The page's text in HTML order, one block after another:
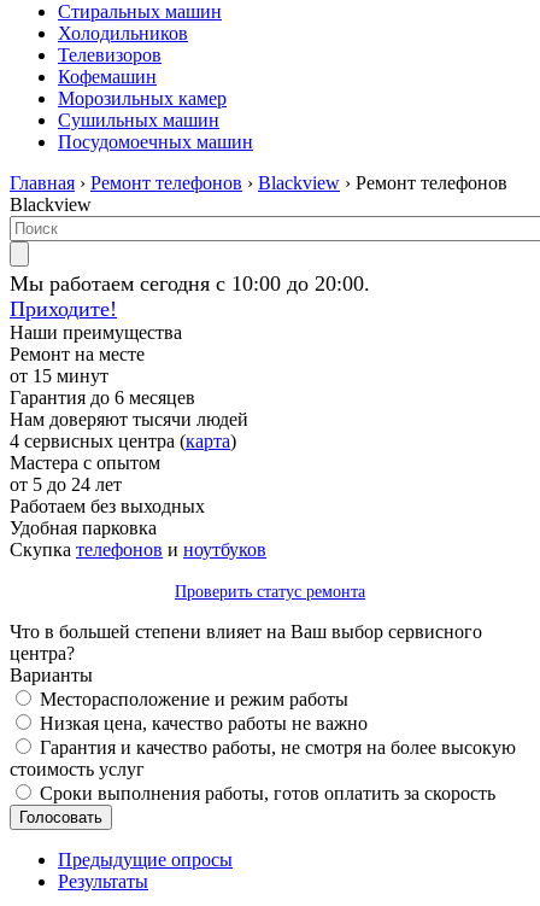
Стиральных машин
Холодильников
Телевизоров
Кофемашин
Морозильных камер
Сушильных машин
Посудомоечных машин
Главная › Ремонт телефонов › Blackview › Ремонт телефонов
Blackview
Мы работаем сегодня с 10:00 до 20:00.
Приходите!
Наши преимущества
Ремонт на месте
от 15 минут
Гарантия до 6 месяцев
Нам доверяют тысячи людей
4 сервисных центра (карта)
Мастера с опытом
от 5 до 24 лет
Работаем без выходных
Удобная парковка
Скупка телефонов и ноутбуков
Проверить статус ремонта
Что в большей степени влияет на Ваш выбор сервисного
центра?
Варианты
Месторасположение и режим работы
Низкая цена, качество работы не важно
Гарантия и качество работы, не смотря на более высокую
стоимость услуг
Сроки выполнения работы, готов оплатить за скорость
Предыдущие опросы
Результаты